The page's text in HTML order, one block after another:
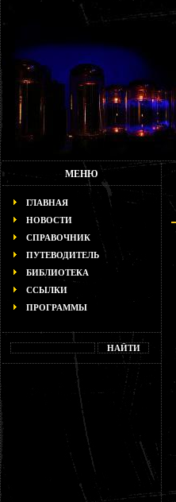
МЕНЮ
ГЛАВНАЯ
НОВОСТИ
СПРАВОЧНИК
ПУТЕВОДИТЕЛЬ
БИБЛИОТЕКА
ССЫЛКИ
ПРОГРАММЫ